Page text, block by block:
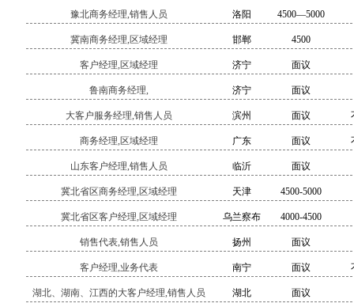
豫北商务经理,销售人员 洛阳 4500—5000
冀南商务经理,区域经理 邯郸 4500
客户经理,区域经理 济宁 面议
鲁南商务经理, 济宁 面议
大客户服务经理,销售人员 滨州 面议
商务经理,区域经理 广东 面议
山东客户经理,销售人员 临沂 面议
冀北省区商务经理,区域经理 天津 4500-5000
冀北省区客户经理,区域经理 乌兰察布 4000-4500
销售代表,销售人员 扬州 面议
客户经理,业务代表 南宁 面议
湖北、湖南、江西的大客户经理,销售人员 湖北 面议